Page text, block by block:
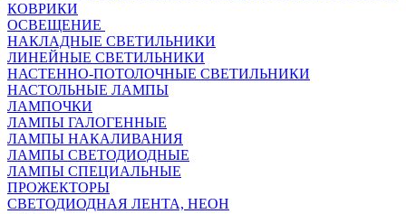
КОВРИКИ
ОСВЕЩЕНИЕ
НАКЛАДНЫЕ СВЕТИЛЬНИКИ
ЛИНЕЙНЫЕ СВЕТИЛЬНИКИ
НАСТЕННО-ПОТОЛОЧНЫЕ СВЕТИЛЬНИКИ
НАСТОЛЬНЫЕ ЛАМПЫ
ЛАМПОЧКИ
ЛАМПЫ ГАЛОГЕННЫЕ
ЛАМПЫ НАКАЛИВАНИЯ
ЛАМПЫ СВЕТОДИОДНЫЕ
ЛАМПЫ СПЕЦИАЛЬНЫЕ
ПРОЖЕКТОРЫ
СВЕТОДИОДНАЯ ЛЕНТА, НЕОН